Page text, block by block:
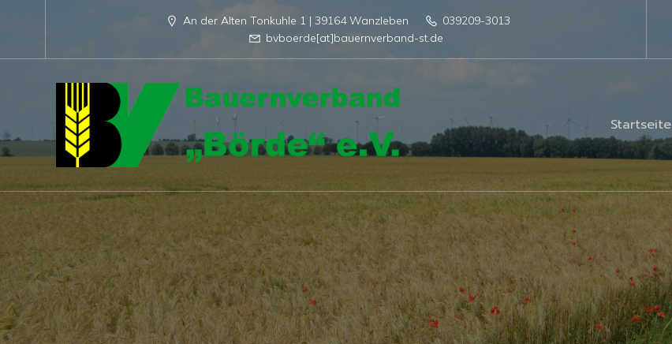
An der Alten Tonkuhle 1 | 39164 Wanzleben
039209-3013
bvboerde[at]bauernverband-st.de
Startseite